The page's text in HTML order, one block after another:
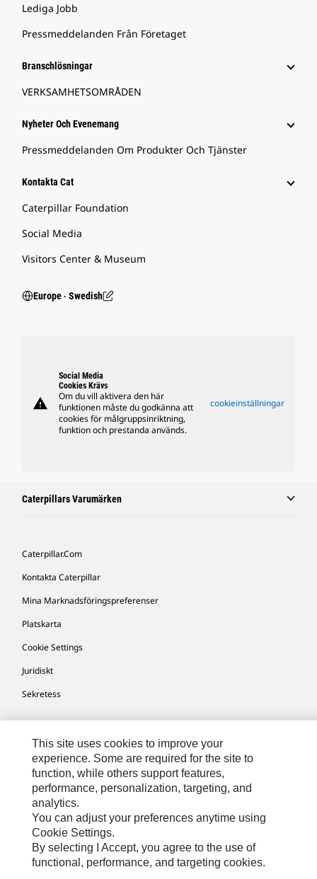
Lediga Jobb
Pressmeddelanden Från Företaget
Branschlösningar
VERKSAMHETSOMRÅDEN
Nyheter Och Evenemang
Pressmeddelanden Om Produkter Och Tjänster
Kontakta Cat
Caterpillar Foundation
Social Media
Visitors Center & Museum
Europe ‧ Swedish
warning
Social Media
Cookies Krävs
Om du vill aktivera den här
funktionen måste du godkänna att
cookies för målgruppsinriktning,
funktion och prestanda används.
cookieinställningar
Caterpillars Varumärken
Caterpillar.com
Kontakta Caterpillar
Mina Marknadsföringspreferenser
Platskarta
Cookie Settings
Juridiskt
Sekretess
Europe-Swedish© 2026 Caterpillar. Med ensamrätt.
This site uses cookies to improve your
experience. Some are required for the site to
function, while others support features,
performance, personalization, targeting, and
analytics.
You can adjust your preferences anytime using
Cookie Settings.
By selecting I Accept, you agree to the use of
functional, performance, and targeting cookies.